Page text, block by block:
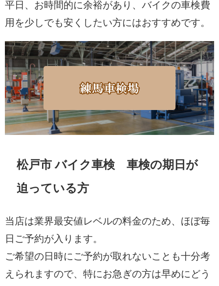
平日、お時間的に余裕があり、バイクの車検費
用を少しでも安くしたい方にはおすすめです。
松戸市 バイク車検 車検の期日が
迫っている方
当店は業界最安値レベルの料金のため、ほぼ毎
日ご予約が入ります。
ご希望の日時にご予約が取れないことも十分考
えられますので、特にお急ぎの方は早めにどう